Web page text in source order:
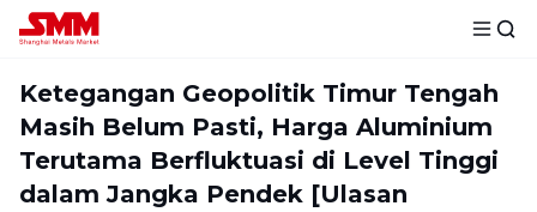
Ketegangan Geopolitik Timur Tengah
Masih Belum Pasti, Harga Aluminium
Terutama Berfluktuasi di Level Tinggi
dalam Jangka Pendek [Ulasan